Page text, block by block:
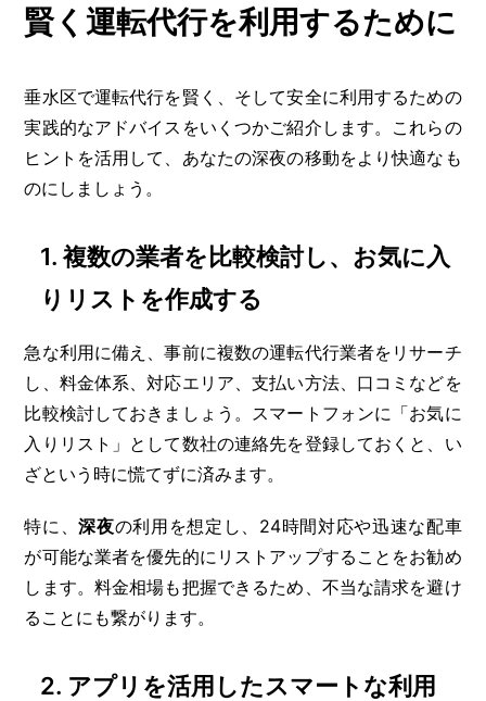
賢く運転代行を利用するために
垂水区で運転代行を賢く、そして安全に利用するための
実践的なアドバイスをいくつかご紹介します。これらの
ヒントを活用して、あなたの深夜の移動をより快適なも
のにしましょう。
1.複数の業者を比較検討し、お気に入
りリストを作成する
急な利用に備え、事前に複数の運転代行業者をリサーチ
し、料金体系、対応エリア、支払い方法、口コミなどを
比較検討しておきましょう。スマートフォンに「お気に
入りリスト」として数社の連絡先を登録しておくと、い
ざという時に慌てずに済みます。
特に、深夜の利用を想定し、24時間対応や迅速な配車
が可能な業者を優先的にリストアップすることをお勧め
します。料金相場も把握できるため、不当な請求を避け
ることにも繋がります。
2. アプリを活用したスマートな利用